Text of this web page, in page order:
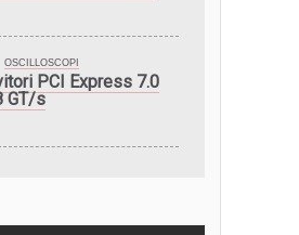
OSCILLOSCOPI
PCI Express 7.0
GT/s